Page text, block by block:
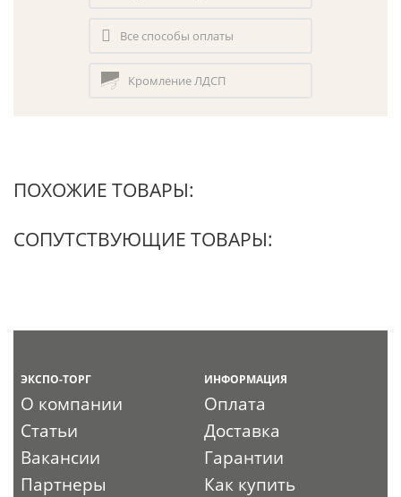
Все способы оплаты
Кромление ЛДСП
ПОХОЖИЕ ТОВАРЫ:
СОПУТСТВУЮЩИЕ ТОВАРЫ:
ЭКСПО-ТОРГ
О компании
Статьи
Вакансии
Партнеры
ИНФОРМАЦИЯ
Оплата
Доставка
Гарантии
Как купить